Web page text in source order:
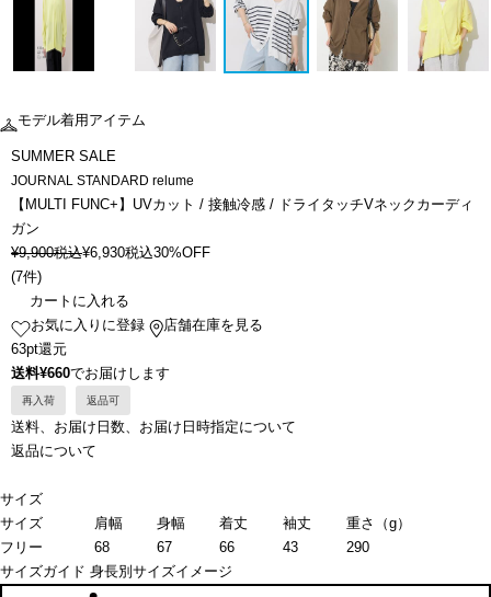
モデル着用アイテム
SUMMER SALE
JOURNAL STANDARD relume
【MULTI FUNC+】UVカット / 接触冷感 / ドライタッチVネックカーディ
ガン
¥9,900税込¥6,930税込30%OFF
(7件)
カートに入れる
お気に入りに登録
店舗在庫を見る
63pt還元
送料¥660でお届けします
再入荷 返品可
送料、お届け日数、お届け日時指定について
返品について
サイズ
サイズ
肩幅 身幅 着丈 袖丈
重さ（g）
フリー
68 67 66 43
290
サイズガイド 身長別サイズイメージ